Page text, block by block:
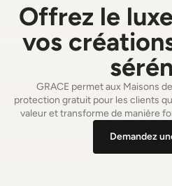
Offrez le
vos
GRACE permet aux Maisons
protection gratuit pour les clients
valeur et transforme de manière
Demandez